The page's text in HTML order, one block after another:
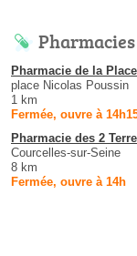
Pharmacie de la Place
place Nicolas Poussin
1 km
Fermée, ouvre à
Pharmacie des 2
Courcelles-sur-Seine
8 km
Fermée, ouvre à 14h